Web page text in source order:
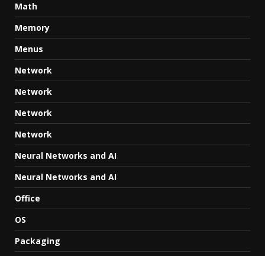
Math
Memory
Menus
Network
Network
Network
Network
Neural Networks and AI
Neural Networks and AI
Office
OS
Packaging